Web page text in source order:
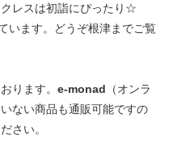
レスは初詣にぴったり☆
います。どうぞ根津までご覧
ります。 e-monad （オンラ
ない商品も通販可能ですの
さい。